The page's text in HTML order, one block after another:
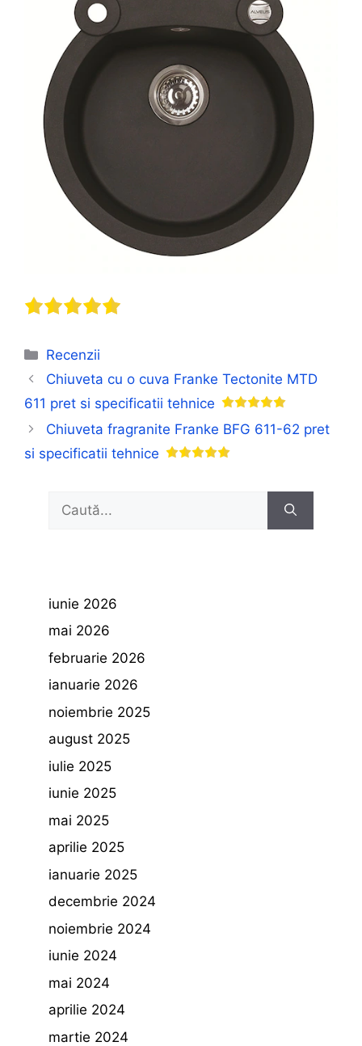
Categorii
Recenzii
Chiuveta cu o cuva Franke Tectonite MTD
611 pret si specificatii tehnice
Chiuveta fragranite Franke BFG 611-62 pret
si specificatii tehnice
după:
iunie 2026
mai 2026
februarie 2026
ianuarie 2026
noiembrie 2025
august 2025
iulie 2025
iunie 2025
mai 2025
aprilie 2025
ianuarie 2025
decembrie 2024
noiembrie 2024
iunie 2024
mai 2024
aprilie 2024
martie 2024